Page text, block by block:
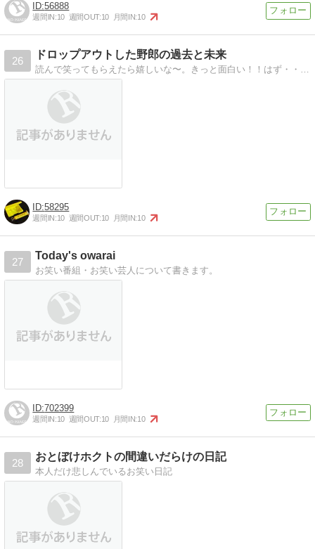
56888
週間IN:10 週間OUT:10 月間IN:10
26
ドロップアウトした野郎の過去と未来
読んで笑ってもらえたら嬉しいな〜。きっと面白い！！はず・・・多分・・・いやダメかも（弱気）
58295
週間IN:10 週間OUT:10 月間IN:10
27
Today's owarai
お笑い番組・お笑い芸人について書きます。
702399
週間IN:10 週間OUT:10 月間IN:10
28
おとぼけホクトの間違いだらけの日記
本人だけ悲しんでいるお笑い日記